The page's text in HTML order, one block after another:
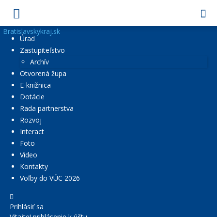
Bratislavskykraj.sk
Úrad
Zastupiteľstvo
Archív
Otvorená župa
E-knižnica
Dotácie
Rada partnerstva
Rozvoj
Interact
Foto
Video
Kontakty
Voľby do VÚC 2026
Prihlásiť sa